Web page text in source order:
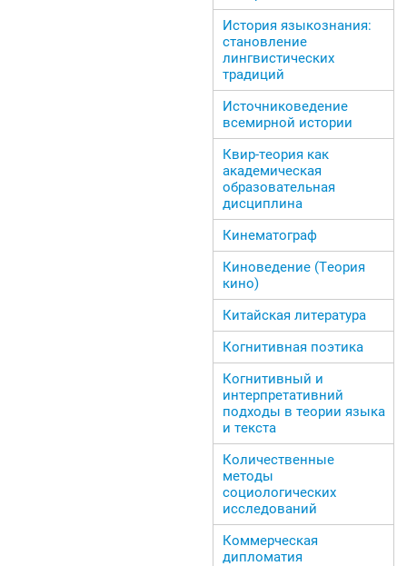
История языкознания:
становление
лингвистических
традиций
Источниковедение
всемирной истории
Квир-теория как
академическая
образовательная
дисциплина
Кинематограф
Киноведение (Теория
кино)
Китайская литература
Когнитивная поэтика
Когнитивный и
интерпретативний
подходы в теории языка
и текста
Количественные
методы
социологических
исследований
Коммерческая
дипломатия